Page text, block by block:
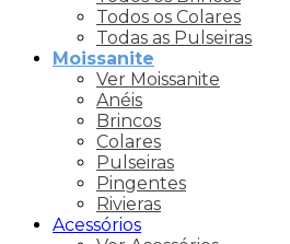
Todos os Colares
Todas as Pulseiras
Moissanite
Ver Moissanite
Anéis
Brincos
Colares
Pulseiras
Pingentes
Rivieras
Acessórios